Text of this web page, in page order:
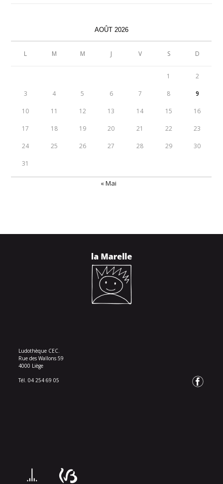
AOÛT 2026
L M M J V S D
1 2
3 4 5 6 7 8 9
10 11 12 13 14 15 16
17 18 19 20 21 22 23
24 25 26 27 28 29 30
31
« Mai
Ludothèque CEC.
Rue des Wallons 59
4000 Liège
Tél. 04 254 69 05